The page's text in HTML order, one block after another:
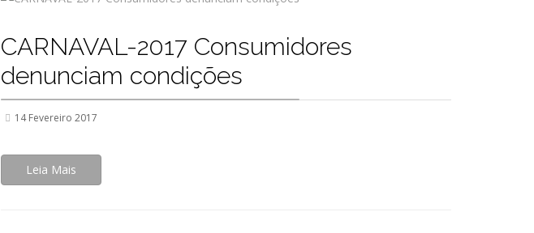
CARNAVAL-2017 Consumidores
denunciam condições
14 Fevereiro 2017
Leia Mais